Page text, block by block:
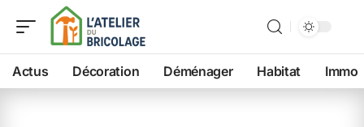
Actus Décoration Déménager Habitat Immo